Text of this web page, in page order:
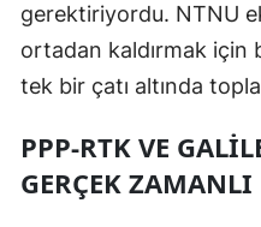
gerektiriyordu. NTNU
ortadan kaldırmak
tek bir çatı altında
PPP-RTK VE
GERÇEK ZAMANLI